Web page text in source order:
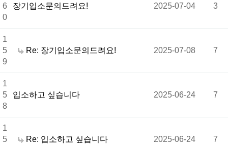
6
0
장기입소문의드려요! 2025-07-04 3
1
5
9
Re: 장기입소문의드려요! 2025-07-08 7
1
5
8
입소하고 싶습니다 2025-06-24 7
1
5
Re: 입소하고 싶습니다 2025-06-24 7